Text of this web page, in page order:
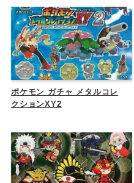
ポケモン ガチャ メタルコレ
クションXY2